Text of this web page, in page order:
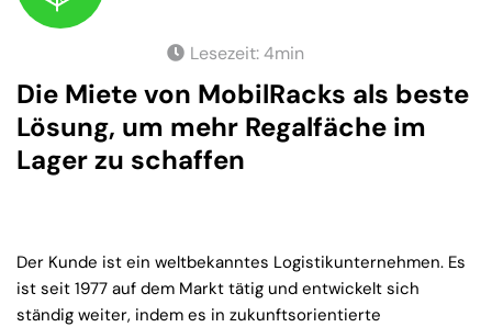
Lesezeit:4min
Die Miete von MobilRacks als beste
Lösung, um mehr Regalfäche im
Lager zu schaffen
Der Kunde ist ein weltbekanntes Logistikunternehmen. Es
ist seit 1977 auf dem Markt tätig und entwickelt sich
ständig weiter, indem es in zukunftsorientierte